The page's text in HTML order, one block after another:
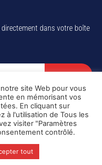
dans votre boîte
SUBSCRIBE
rights reserved
site Web pour vous
en mémorisant vos
En cliquant sur
à l'utilisation de Tous les
visiter "Paramètres
contrôlé.
tout